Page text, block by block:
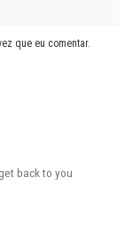
que eu comentar.
back to you